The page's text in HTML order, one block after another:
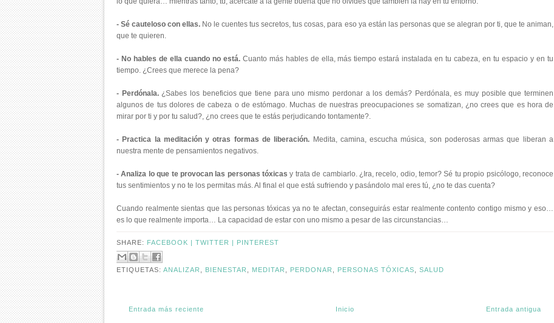
- Sé cauteloso con ellas. No le cuentes tus secretos, tus cosas, para eso ya están las personas que se alegran por ti, que te animan,
que te quieren.
- No hables de ella cuando no está.Cuanto más hables de ella, más tiempo estará instalada en tu cabeza, en tu espacio y en tu
tiempo. ¿Crees que merece la pena?
- Perdónala.¿Sabes los beneficios que tiene para uno mismo perdonar a los demás? Perdónala, es muy posible que terminen
algunos de tus dolores de cabeza o de estómago. Muchas de nuestras preocupaciones se somatizan, ¿no crees que es hora de
mirar por ti y por tu salud?, ¿no crees que te estás perjudicando tontamente?.
- Practica la meditación y otras formas de liberación. Medita, camina, escucha música, son poderosas armas que liberan a
nuestra mente de pensamientos negativos.
- Analiza lo que te provocan las personas tóxicas y trata de cambiarlo. ¿Ira, recelo, odio, temor? Sé tu propio psicólogo, reconoce
tus sentimientos y no te los permitas más. Al final el que está sufriendo y pasándolo mal eres tú, ¿no te das cuenta?
Cuando realmente sientas que las personas tóxicas ya no te afectan, conseguirás estar realmente contento contigo mismo y eso…
es lo que realmente importa… La capacidad de estar con uno mismo a pesar de las circunstancias…
SHARE: FACEBOOK | TWITTER | PINTEREST
ETIQUETAS: ANALIZAR BIENESTAR MEDITAR PERDONAR PERSONAS TÓXICAS SALUD
Entrada más reciente Entrada antigua
Inicio